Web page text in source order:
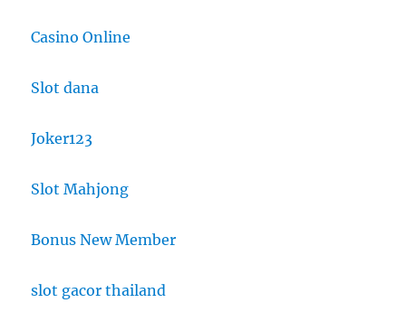
Casino Online
Slot dana
Joker123
Slot Mahjong
Bonus New Member
slot gacor thailand